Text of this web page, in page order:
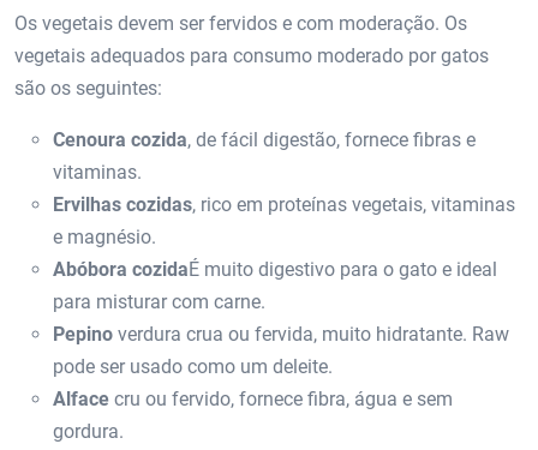
Os vegetais devem ser fervidos e com moderação. Os
vegetais adequados para consumo moderado por gatos
são os seguintes:
Cenoura cozida, de fácil digestão, fornece fibras e
vitaminas.
Ervilhas cozidas, rico em proteínas vegetais, vitaminas
e magnésio.
Abóbora cozidaÉ muito digestivo para o gato e ideal
para misturar com carne.
Pepino verdura crua ou fervida, muito hidratante. Raw
pode ser usado como um deleite.
Alface cru ou fervido, fornece fibra, água e sem
gordura.